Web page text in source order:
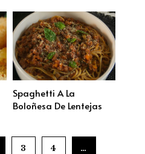
Spaghetti A La
Boloñesa De Lentejas
3 4 …